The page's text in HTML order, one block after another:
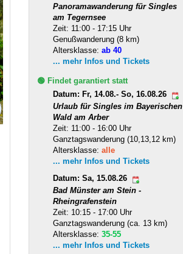
Panoramawanderung für Singles
am Tegernsee
Zeit: 11:00 - 17:15 Uhr
Genußwanderung (8 km)
Altersklasse:ab 40
... mehr Infos und Tickets
🟢 Findet garantiert statt
Datum: Fr, 14.08.- So, 16.08.26
Urlaub für Singles im Bayerischen
Wald am Arber
Zeit: 11:00 - 16:00 Uhr
Ganztagswanderung (10,13,12 km)
Altersklasse:alle
... mehr Infos und Tickets
Datum: Sa, 15.08.26
Bad Münster am Stein -
Rheingrafenstein
Zeit: 10:15 - 17:00 Uhr
Ganztagswanderung (ca. 13 km)
Altersklasse:35-55
... mehr Infos und Tickets